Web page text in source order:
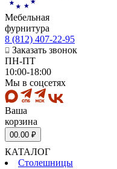
Мебельная
фурнитура
8 (812) 407-22-95
Заказать звонок
ПН-ПТ
10:00-18:00
Мы в соцсетях
Ваша
корзина
00.00 ₽
КАТАЛОГ
Столешницы